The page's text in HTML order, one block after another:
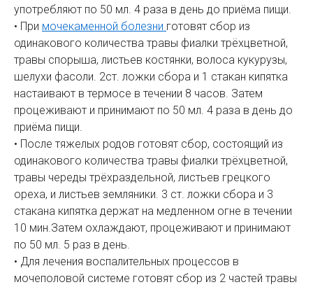
употребляют по 50 мл. 4 раза в день до приёма пищи.
• При мочекаменной болезни готовят сбор из
одинакового количества травы фиалки трёхцветной,
травы спорыша, листьев костянки, волоса кукурузы,
шелухи фасоли. 2ст. ложки сбора и 1 стакан кипятка
настаивают в термосе в течении 8 часов. Затем
процеживают и принимают по 50 мл. 4 раза в день до
приёма пищи.
• После тяжелых родов готовят сбор, состоящий из
одинакового количества травы фиалки трёхцветной,
травы череды трёхраздельной, листьев грецкого
ореха, и листьев земляники. 3 ст. ложки сбора и 3
стакана кипятка держат на медленном огне в течении
10 мин.Затем охлаждают, процеживают и принимают
по 50 мл. 5 раз в день.
• Для лечения воспалительных процессов в
мочеполовой системе готовят сбор из 2 частей травы